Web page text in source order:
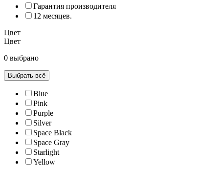
Гарантия производителя
12 месяцев.
Цвет
Цвет
0 выбрано
Выбрать всё
Blue
Pink
Purple
Silver
Space Black
Space Gray
Starlight
Yellow